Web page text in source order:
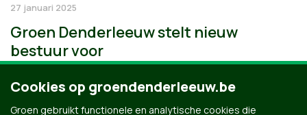
27 januari 2025
Groen Denderleeuw stelt nieuw
bestuur voor
Cookies op groendenderleeuw.be
Groen gebruikt functionele en analytische cookies die